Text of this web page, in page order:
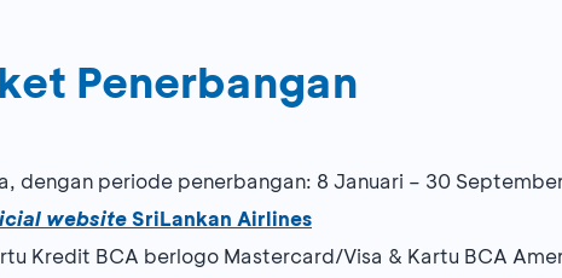
Penerbangan
dengan periode penerbangan: 8 Januari – 30
websiteSriLankan Airlines
Kredit BCA berlogo Mastercard/Visa & Kartu BCA